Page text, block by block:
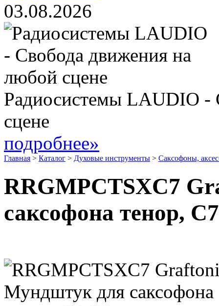
03.08.2026
Радиосистемы LAUDIO -
сцене
подробнее»
Главная > Каталог > Духовые инструменты > Саксофоны,
RRGMPCTSXC7
саксофона тенор,